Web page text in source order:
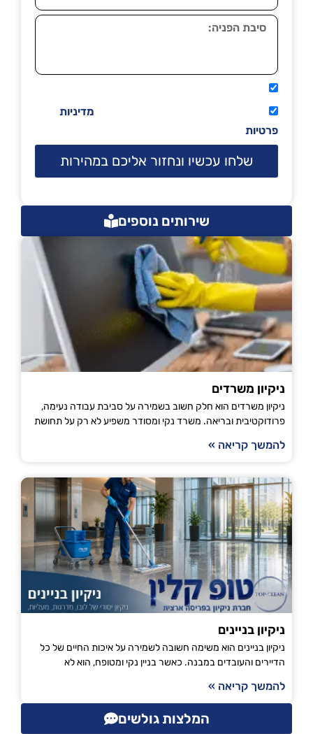
מדיניות
פרטיות
שלחו עכשיו ונחזור אליכם במהירות
שירותים נוספים
ניקיון משרדים
ניקיון משרדים הוא חלק חשוב בשמירה על סביבת עבודה נעימה,
פרודוקטיבית ובריאה. משרד נקי ומסודר משפיע לא רק על תחושת
להמשך קריאה »
ניקיון בניינים
ניקיון בניינים הוא משימה חשובה לשמירה על איכות החיים של כל
הדיירים והעובדים במבנה. כאשר בניין נקי ומטופח, הוא לא
להמשך קריאה »
המלצות גולשים